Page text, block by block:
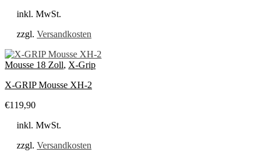
inkl. MwSt.
zzgl. Versandkosten
Mousse 18 Zoll, X-Grip
X-GRIP Mousse XH-2
€119,90
inkl. MwSt.
zzgl. Versandkosten